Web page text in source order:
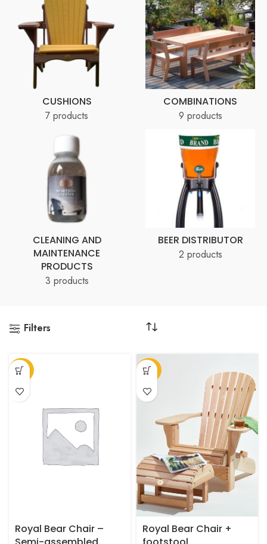
CUSHIONS
7 products
COMBINATIONS
9 products
CLEANING AND
MAINTENANCE
PRODUCTS
3 products
BEER DISTRIBUTOR
2 products
Filters
-23%
Royal Bear Chair –
-23%
Royal Bear Chair +